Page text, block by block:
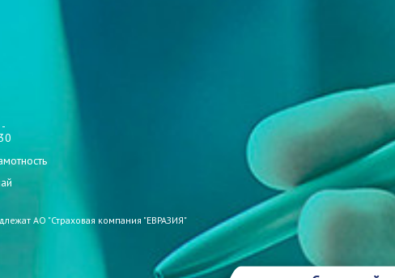
АО "Страховая компания "ЕВРАЗИЯ"